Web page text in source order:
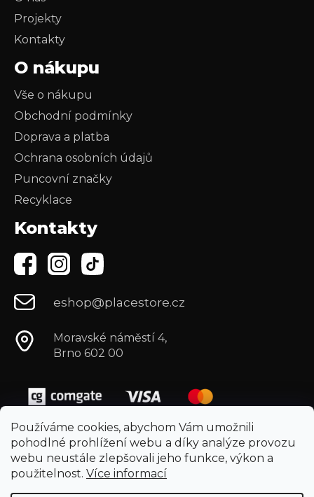
Používáme cookies, abychom Vám umožnili
pohodlné prohlížení webu a díky analýze provozu
webu neustále zlepšovali jeho funkce, výkon a
použitelnost. Více informací
Projekty
Kontakty
O nákupu
Vše o nákupu
Obchodní podmínky
Doprava a platba
Ochrana osobních údajů
Puncovní značky
Recyklace
Kontakty
eshop@placestore.cz
Moravské náměstí 4,
Brno 602 00